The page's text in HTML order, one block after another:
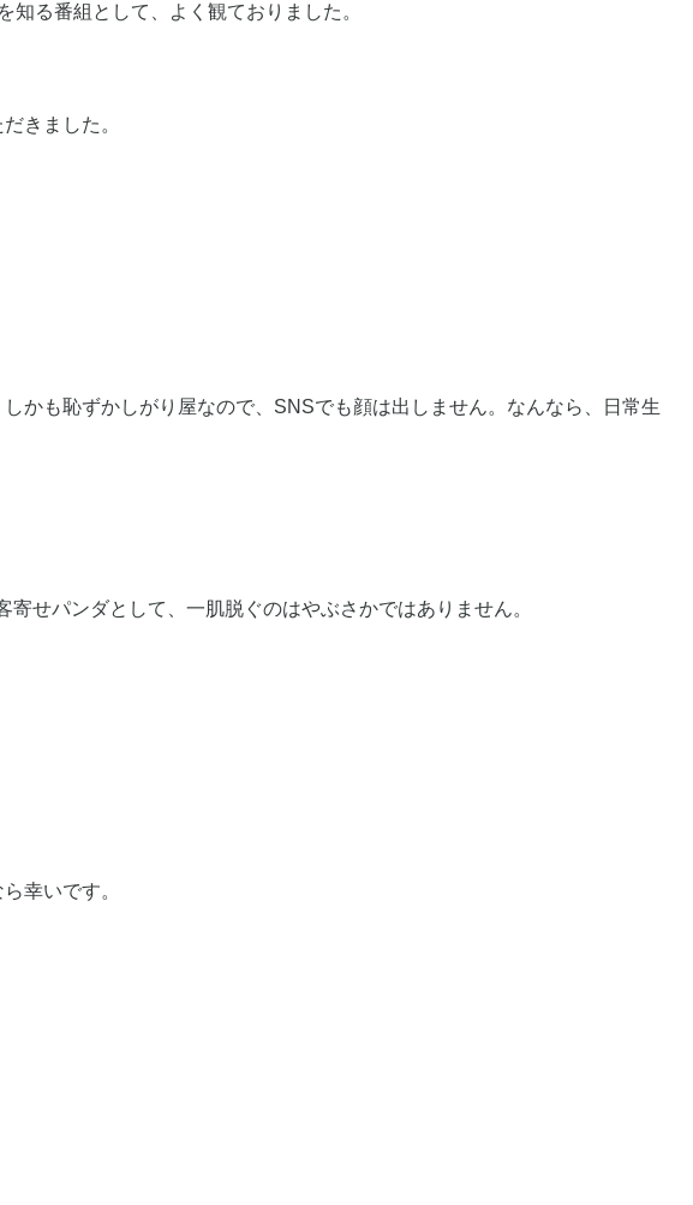
る番組として、よく観ておりました。
きました。
かも恥ずかしがり屋なので、SNSでも顔は出しません。なんなら、日常生
せパンダとして、一肌脱ぐのはやぶさかではありません。
幸いです。